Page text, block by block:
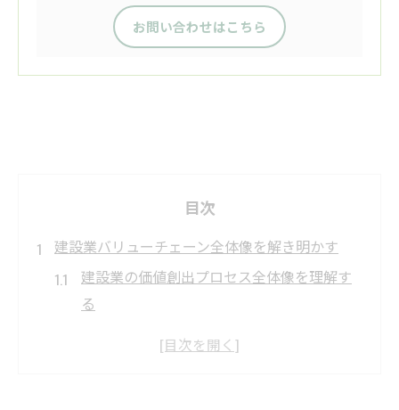
お問い合わせはこちら
目次
建設業バリューチェーン全体像を解き明かす
建設業の価値創出プロセス全体像を理解す
る
建設業バリューチェーンの流れと特徴を解